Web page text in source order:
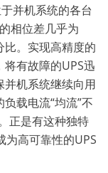
并机系统的各台
相位差几乎为
。实现高精度的
有故障的UPS迅
机系统继续向用
载电流“均流”不
正是有这种独特
为高可靠性的UPS